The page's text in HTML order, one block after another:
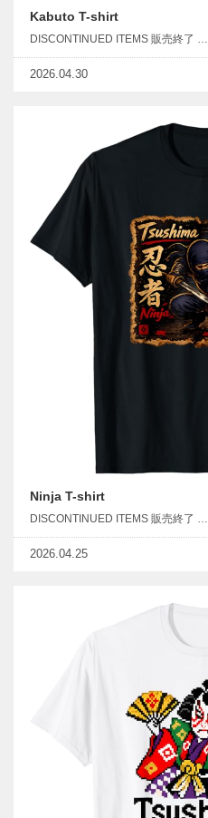
Kabuto T-shirt
DISCONTINUED ITEMS 販売終了 …
2026.04.30
Ninja T-shirt
DISCONTINUED ITEMS 販売終了 …
2026.04.25